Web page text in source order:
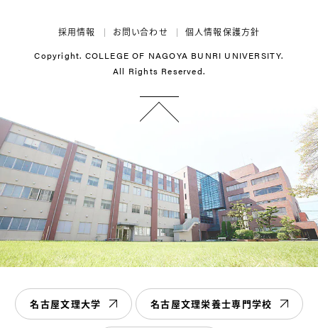
個人情報保護方針
お問い合わせ
採用情報
Copyright. COLLEGE OF NAGOYA BUNRI UNIVERSITY.
All Rights Reserved.
名古屋文理大学 名古屋文理栄養士専門学校